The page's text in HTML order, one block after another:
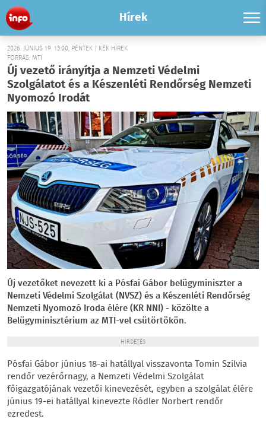
Hírek
2026. JÚNIUS 19. 13:00, PÉNTEK | KÉK HÍREK
FORRÁS: MTI
Új vezető irányítja a Nemzeti Védelmi
Szolgálatot és a Készenléti Rendőrség Nemzeti
Nyomozó Irodát
Új vezetőket nevezett ki a Pósfai Gábor belügyminiszter a
Nemzeti Védelmi Szolgálat (NVSZ) és a Készenléti Rendőrség
Nemzeti Nyomozó Iroda élére (KR NNI) - közölte a
Belügyminisztérium az MTI-vel csütörtökön.
HIRDETÉS
Pósfai Gábor június 18-ai hatállyal visszavonta Tomin Szilvia
rendőr vezérőrnagy, a Nemzeti Védelmi Szolgálat
főigazgatójának vezetői kinevezését, egyben a szolgálat élére
június 19-ei hatállyal kinevezte Ródler Norbert rendőr
ezredest.